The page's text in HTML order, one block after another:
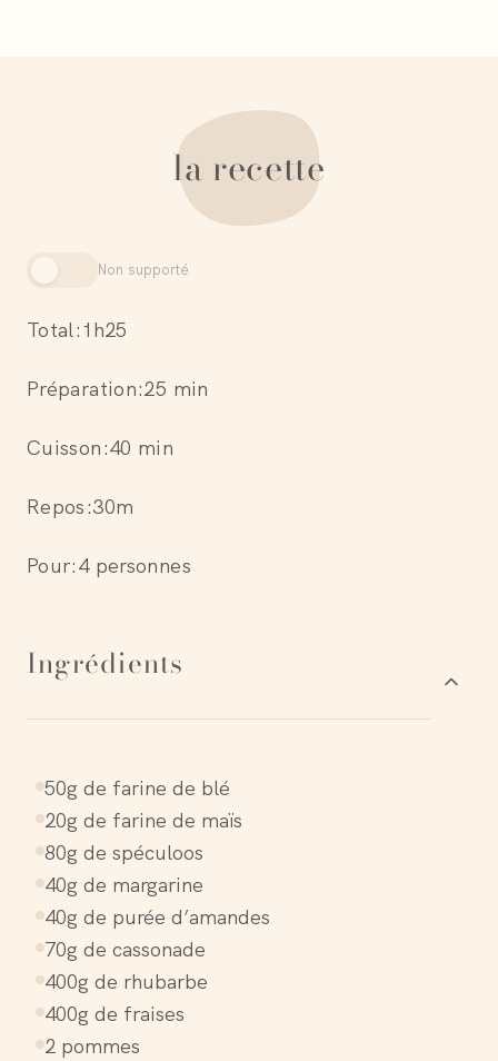
la recette
Non supporté
Total:1h25
Préparation:25 min
Cuisson:40 min
Repos:30m
Pour:4 personnes
Ingrédients
50g de farine de blé
20g de farine de maïs
80g de spéculoos
40g de margarine
40g de purée d’amandes
70g de cassonade
400g de rhubarbe
400g de fraises
2 pommes